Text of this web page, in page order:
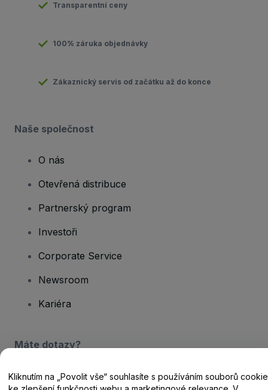
Transparentní ceny
100% záruka objednávky
Zákaznický servis od začátku až do konce
Naše společnost
O nás
Otevřená distribuce
Partnerský program
Investoři
Corporate Service
Newsroom
Kariéra
Máte dotazy?
Centrum nápovědy / Kontakt
Kliknutím na „Povolit vše“ souhlasíte s používáním souborů cookie